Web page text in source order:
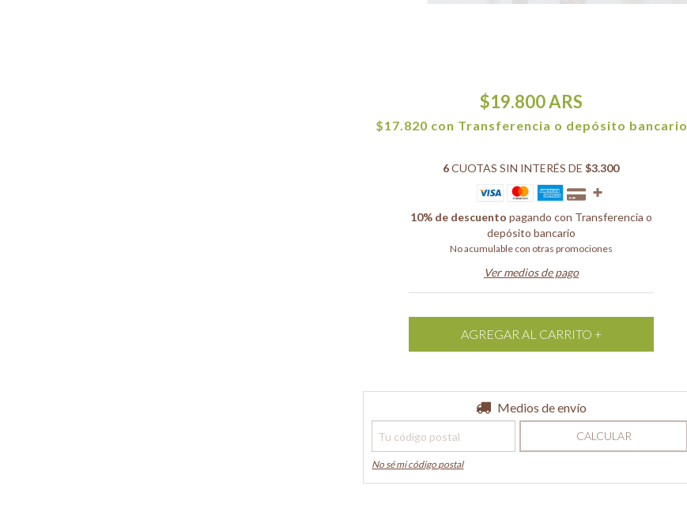
$19.800ARS
$17.820 con Transferencia o depósito bancario
6CUOTAS SIN INTERÉS DE$3.300
10% de descuento pagando con Transferencia o
depósito bancario
No acumulable con otras promociones
Ver medios de pago
Medios de envío
CALCULAR
No sé mi código postal